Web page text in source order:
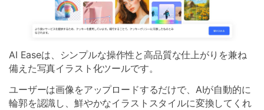
AI Easeは、シンプルな操作性と高品質な仕上がりを兼ね
備えた写真イラスト化ツールです。
ユーザーは画像をアップロードするだけで、AIが自動的に
輪郭を認識し、鮮やかなイラストスタイルに変換してくれ